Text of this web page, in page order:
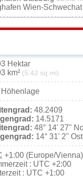
Wien-Schwechat
Hektar
km² (5,42 sq mi)
Höhenlage
48.2409
14.5171
48° 14' 27''
14° 31' 2''
+1:00 (Europe/Vienna)
: UTC +2:00
: UTC +1:00